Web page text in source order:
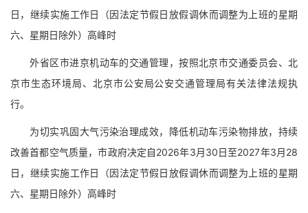
日，继续实施工作日（因法定节假日放假调休而调整为上班的星期
六、星期日除外）高峰时
外省区市进京机动车的交通管理，按照北京市交通委员会、北
京市生态环境局、北京市公安局公安交通管理局有关法律法规执
行。
为切实巩固大气污染治理成效，降低机动车污染物排放，持续
改善首都空气质量，市政府决定自2026年3月30日至2027年3月28
日，继续实施工作日（因法定节假日放假调休而调整为上班的星期
六、星期日除外）高峰时